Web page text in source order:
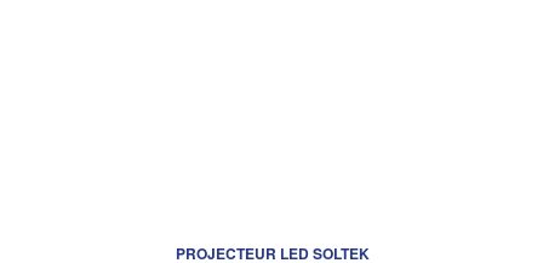
PROJECTEUR LED SOLTEK